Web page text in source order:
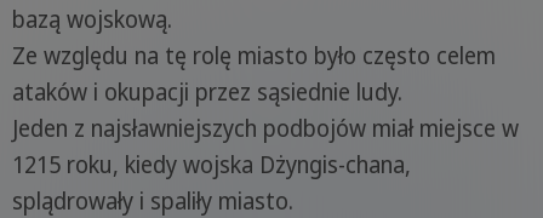
bazą wojskową.
Ze względu na tę rolę miasto było często celem
ataków i okupacji przez sąsiednie ludy.
Jeden z najsławniejszych podbojów miał miejsce w
1215 roku, kiedy wojska Dżyngis-chana,
splądrowały i spaliły miasto.